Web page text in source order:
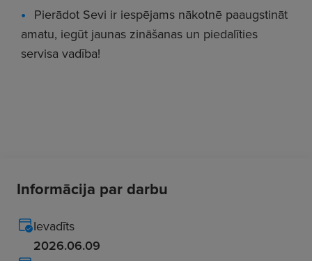
Pierādot Sevi ir iespējams nākotnē paaugstināt
amatu, iegūt jaunas zināšanas un piedalīties
servisa vadība!
Informācija par darbu
Ievadīts
2026.06.09